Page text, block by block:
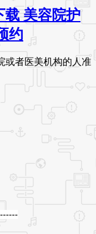
载 美容院护
约
或者医美机构的人准